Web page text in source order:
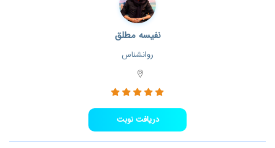
نفیسه مطلق
روانشناس
دریافت نوبت